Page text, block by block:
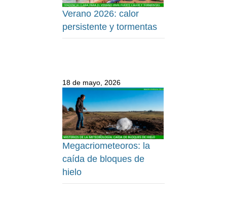
Verano 2026: calor
persistente y tormentas
18 de mayo, 2026
Megacriometeoros: la
caída de bloques de
hielo